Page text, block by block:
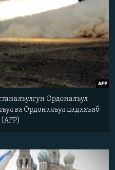
Ордоналъул
ва Ордоналъул цадахъаб